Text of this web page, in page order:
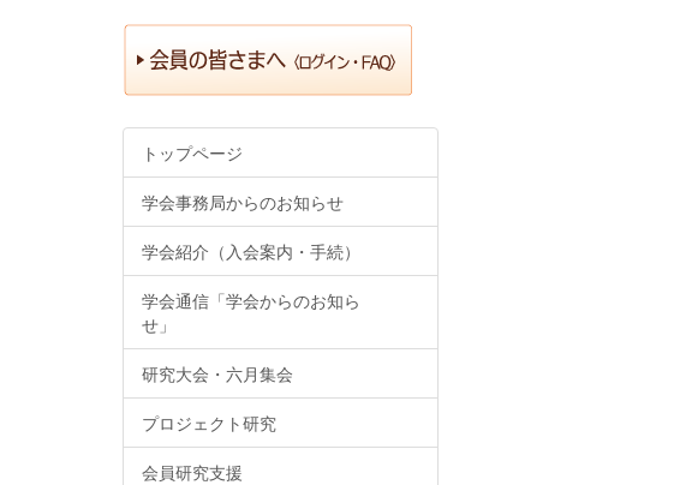
トップページ
学会事務局からのお知らせ
学会紹介（入会案内・手続）
学会通信「学会からのお知ら
せ」
研究大会・六月集会
プロジェクト研究
会員研究支援